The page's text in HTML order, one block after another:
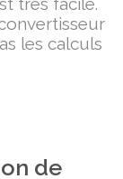
les calculs
de